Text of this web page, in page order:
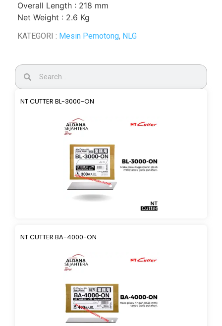
Overall Length : 218 mm
Net Weight : 2.6 Kg
KATEGORI : Mesin Pemotong, NLG
NT CUTTER BL-3000-ON
NT CUTTER BA-4000-ON